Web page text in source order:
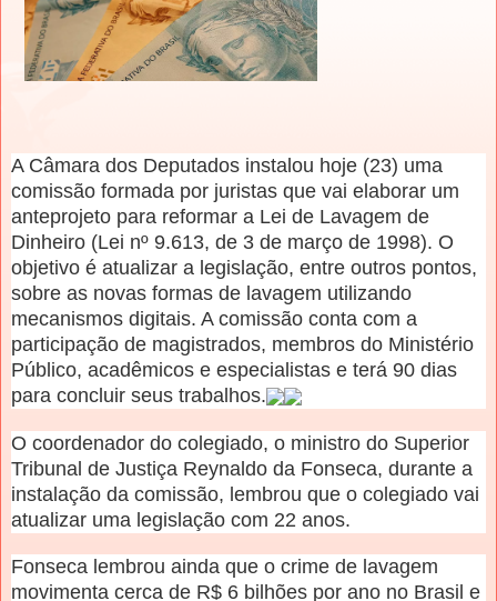
A Câmara dos Deputados instalou hoje (23) uma
comissão formada por juristas que vai elaborar um
anteprojeto para reformar a Lei de Lavagem de
Dinheiro (Lei nº 9.613, de 3 de março de 1998). O
objetivo é atualizar a legislação, entre outros pontos,
sobre as novas formas de lavagem utilizando
mecanismos digitais. A comissão conta com a
participação de magistrados, membros do Ministério
Público, acadêmicos e especialistas e terá 90 dias
para concluir seus trabalhos.
O coordenador do colegiado, o ministro do Superior
Tribunal de Justiça Reynaldo da Fonseca, durante a
instalação da comissão, lembrou que o colegiado vai
atualizar uma legislação com 22 anos.
Fonseca lembrou ainda que o crime de lavagem
movimenta cerca de R$ 6 bilhões por ano no Brasil e